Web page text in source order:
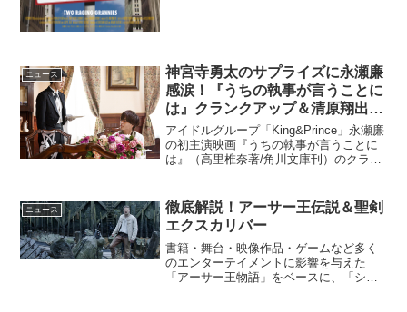
ニュース
神宮寺勇太のサプライズに永瀬廉
感涙！『うちの執事が言うことに
は』クランクアップ＆清原翔出演
が解禁
アイドルグループ「King&Prince」永瀬廉
の初主演映画『うちの執事が言うことに
は』（高里椎奈著/角川文庫刊）のクラン
うことには」製作委員会原作...
ニュース
徹底解説！アーサー王伝説＆聖剣
エクスカリバー
書籍・舞台・映像作品・ゲームなど多く
のエンターテイメントに影響を与えた
「アーサー王物語」をベースに、「シャ